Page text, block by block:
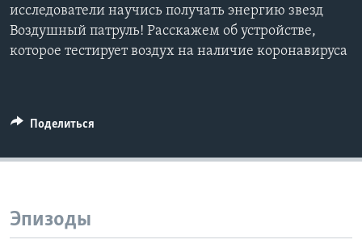
исследователи научись получать энергию звезд
Воздушный патруль! Расскажем об устройстве,
которое тестирует воздух на наличие коронавируса
Поделиться
Эпизоды